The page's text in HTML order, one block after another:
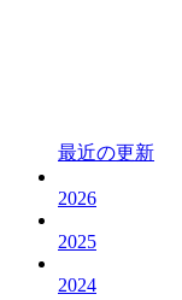
最近の更新
2026
2025
2024